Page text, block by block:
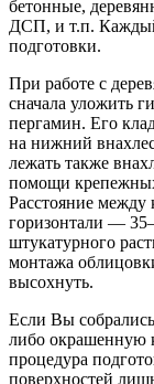
бетонные,
ДСП, и т.п. Каждый
подготовки.
При работе с
сначала уложить
пергамин. Его
на нижний
лежать также
помощи
Расстояние
горизонтали —
штукатурного
монтажа
высохнуть.
Если Вы
либо окрашенную
процедура
поверхностей